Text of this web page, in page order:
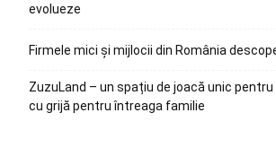
evolueze
Firmele mici și mijlocii din România
ZuzuLand – un spațiu de joacă unic
cu grijă pentru întreaga familie